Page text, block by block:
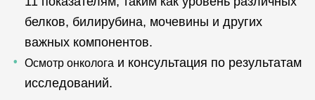
белков, билирубина, мочевины и других
важных компонентов.
Осмотр онколога и консультация по результатам
исследований.